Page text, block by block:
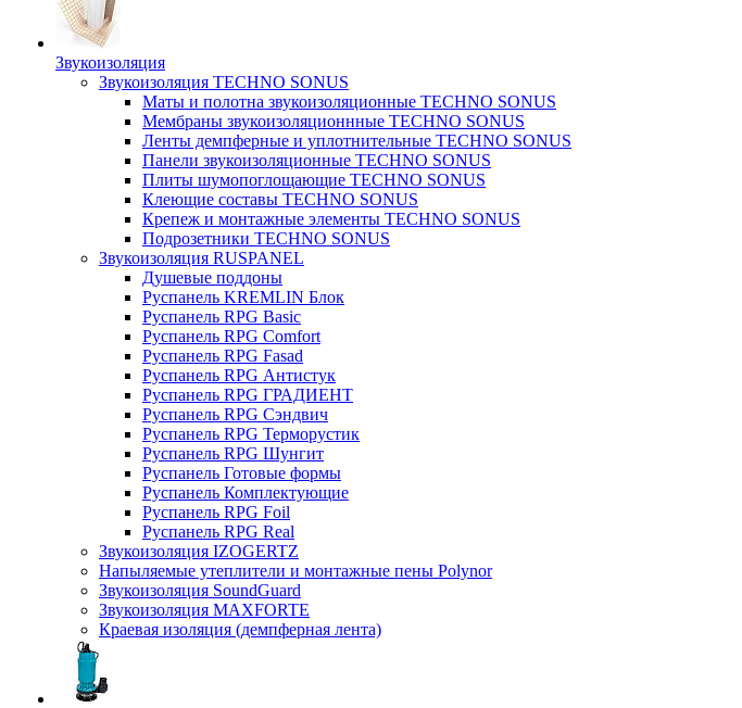
Звукоизоляция
Звукоизоляция TECHNO SONUS
Маты и полотна звукоизоляционные TECHNO SONUS
Мембраны звукоизоляционнные TECHNO SONUS
Ленты демпферные и уплотнительные TECHNO SONUS
Панели звукоизоляционные TECHNO SONUS
Плиты шумопоглощающие TECHNO SONUS
Клеющие составы TECHNO SONUS
Крепеж и монтажные элементы TECHNO SONUS
Подрозетники TECHNO SONUS
Звукоизоляция RUSPANEL
Душевые поддоны
Руспанель KREMLIN Блок
Руспанель RPG Basic
Руспанель RPG Comfort
Руспанель RPG Fasad
Руспанель RPG Антистук
Руспанель RPG ГРАДИЕНТ
Руспанель RPG Сэндвич
Руспанель RPG Терморустик
Руспанель RPG Шунгит
Руспанель Готовые формы
Руспанель Комплектующие
Руспанель RPG Foil
Руспанель RPG Real
Звукоизоляция IZOGERTZ
Напыляемые утеплители и монтажные пены Polynor
Звукоизоляция SoundGuard
Звукоизоляция MAXFORTE
Краевая изоляция (демпферная лента)